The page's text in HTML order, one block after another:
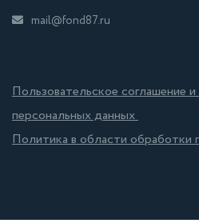
mail@fond87.ru
Пользовательское соглашение
персональных данных
Политика в области обработки